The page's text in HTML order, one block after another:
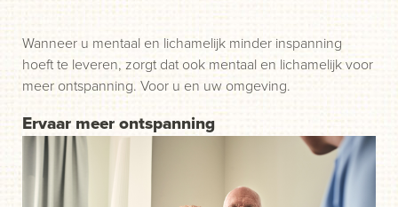
Ervaar meer ontspanning
Wanneer u mentaal en lichamelijk minder inspanning
hoeft te leveren, zorgt dat ook mentaal en lichamelijk voor
meer ontspanning. Voor u en uw omgeving.